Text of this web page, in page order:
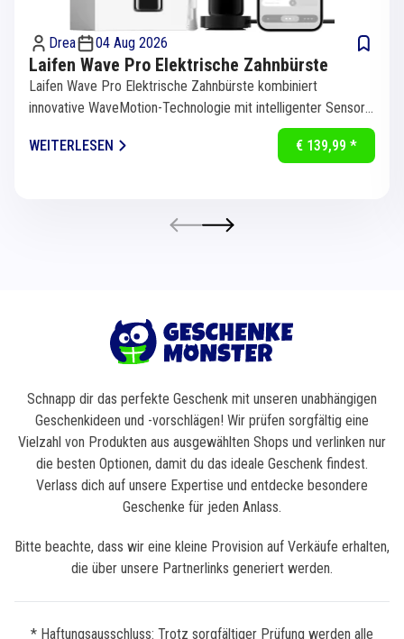
Drea 04 Aug 2026
Laifen Wave Pro Elektrische Zahnbürste
Laifen Wave Pro Elektrische Zahnbürste kombiniert
innovative WaveMotion-Technologie mit intelligenter Sensorik
WEITERLESEN
€ 139,99 *
Schnapp dir das perfekte Geschenk mit unseren unabhängigen
Geschenkideen und -vorschlägen! Wir prüfen sorgfältig eine
Vielzahl von Produkten aus ausgewählten Shops und verlinken nur
die besten Optionen, damit du das ideale Geschenk findest.
Verlass dich auf unsere Expertise und entdecke besondere
Geschenke für jeden Anlass.
Bitte beachte, dass wir eine kleine Provision auf Verkäufe erhalten,
die über unsere Partnerlinks generiert werden.
* Haftungsausschluss: Trotz sorgfältiger Prüfung werden alle